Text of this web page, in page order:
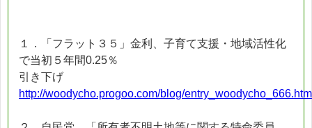
１．「フラット３５」金利、子育て支援・地域活性化
で当初５年間0.25％
引き下げ
http://woodycho.progoo.com/blog/